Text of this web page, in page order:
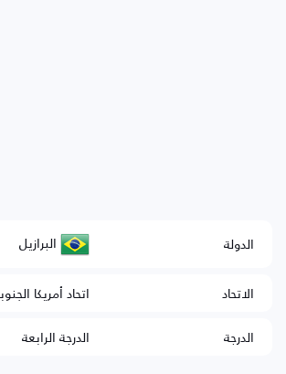
الدولة البرازيل
الاتحاد
اتحاد أمريكا
الدرجة
الدرجة الرابعة